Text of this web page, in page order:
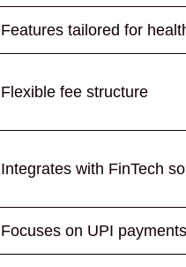
Features tailored for
Flexible fee structure
Integrates with FinTech
Focuses on UPI